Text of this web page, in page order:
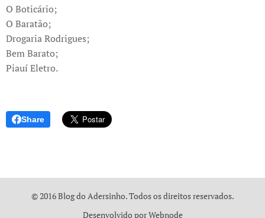
O Boticário;
O Baratão;
Drogaria Rodrigues;
Bem Barato;
Piauí Eletro.
Share
© 2016 Blog do Adersinho. Todos os direitos reservados.
Desenvolvido porWebnode